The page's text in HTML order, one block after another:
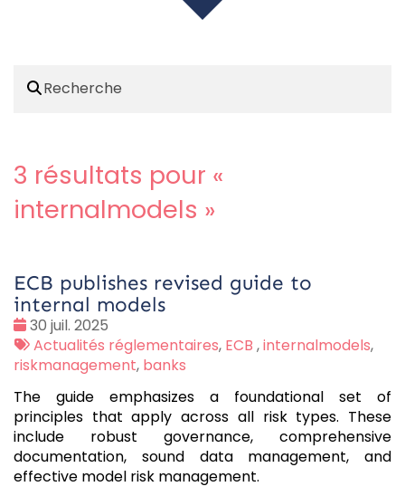
3 résultats pour «
internalmodels »
ECB publishes revised guide to
internal models
Date
:
30 juil. 2025
Tags
:
Actualités réglementaires, ECB ,internalmodels,
riskmanagement, banks
The guide emphasizes a foundational set of
principles that apply across all risk types. These
include robust governance, comprehensive
documentation, sound data management, and
effective model risk management.